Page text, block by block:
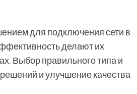
для подключения сети в
делают их
Выбор правильного типа и
и улучшение качества